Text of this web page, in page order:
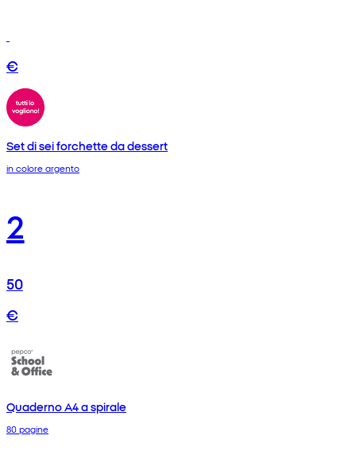
€
Set di sei forchette da dessert
in colore argento
2
50
€
Quaderno A4 a spirale
80 pagine